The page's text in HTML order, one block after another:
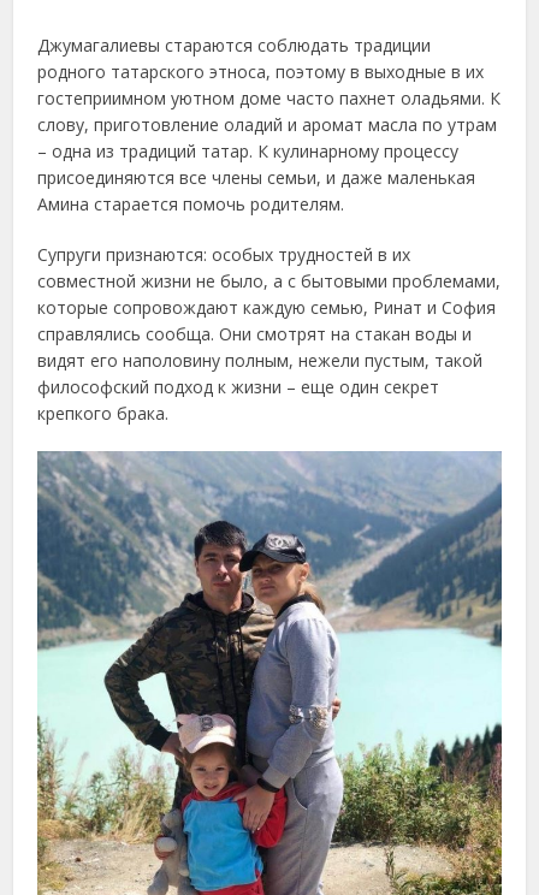
Джумагалиевы стараются соблюдать традиции
родного татарского этноса, поэтому в выходные в их
гостеприимном уютном доме часто пахнет оладьями. К
слову, приготовление оладий и аромат масла по утрам
– одна из традиций татар. К кулинарному процессу
присоединяются все члены семьи, и даже маленькая
Амина старается помочь родителям.
Супруги признаются: особых трудностей в их
совместной жизни не было, а с бытовыми проблемами,
которые сопровождают каждую семью, Ринат и София
справлялись сообща. Они смотрят на стакан воды и
видят его наполовину полным, нежели пустым, такой
философский подход к жизни – еще один секрет
крепкого брака.